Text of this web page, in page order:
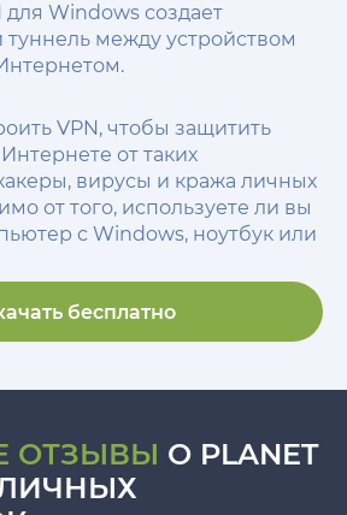
Windows создает
между устройством
VPN, чтобы защитить
от таких
вирусы и кража личных
от того, используете ли вы
с Windows, ноутбук или
бесплатно
ОТЗЫВЫ О PLANET